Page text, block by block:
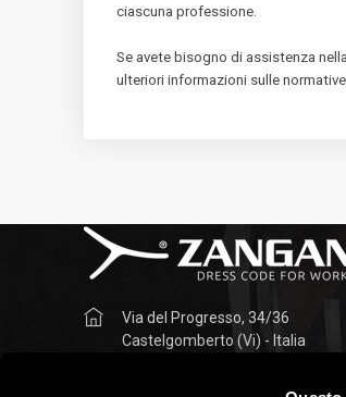
ciascuna professione.
Se avete bisogno di assistenza
ulteriori informazioni sulle
Via del Progresso, 34/36
Castelgomberto (Vi) - Italia